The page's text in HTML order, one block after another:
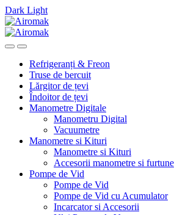
Dark Light
Skip
to
navigation
Skip
to
content
Refrigeranți & Freon
Truse de bercuit
Lărgitor de țevi
Îndoitor de țevi
Manometre Digitale
Manometru Digital
Vacuumetre
Manometre si Kituri
Manometre si Kituri
Accesorii manometre si furtune
Pompe de Vid
Pompe de Vid
Pompe de Vid cu Acumulator
Incarcator si Accesorii